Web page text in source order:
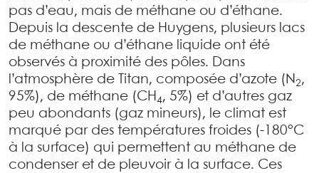
pas d’eau, mais de méthane ou d’éthane.
Depuis la descente de Huygens, plusieurs lacs
de méthane ou d’éthane liquide ont été
observés à proximité des pôles. Dans
l’atmosphère de Titan, composée d’azote (N2,
95%), de méthane (CH 4, 5%) et d’autres gaz
peu abondants (gaz mineurs), le climat est
marqué par des températures froides (-180°C
à la surface) qui permettent au méthane de
condenser et de pleuvoir à la surface. Ces